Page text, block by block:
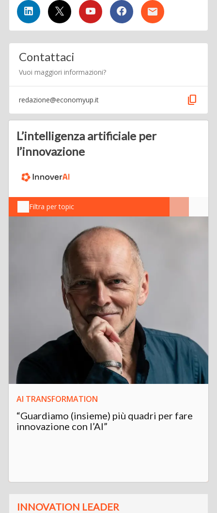
Contattaci
Vuoi maggiori informazioni?
redazione@economyup.it content_copy
L’intelligenza artificiale per
l’innovazione
Filtra per topic
AI TRANSFORMATION
“Guardiamo (insieme) più quadri per fare
innovazione con l’AI”
INNOVATION LEADER